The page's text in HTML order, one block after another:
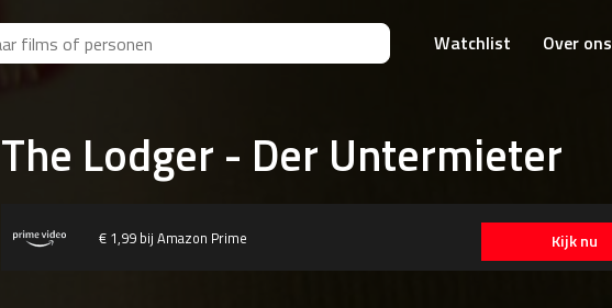
Watchlist Over ons
The Lodger - Der Untermieter
Kijk nu
€ 1,99 bij Amazon Prime